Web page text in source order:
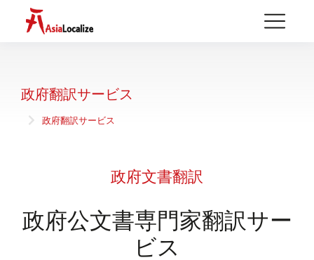
政府翻訳サービス
You are here:
政府翻訳サービス
政府文書翻訳
政府公文書専門家翻訳サー
ビス